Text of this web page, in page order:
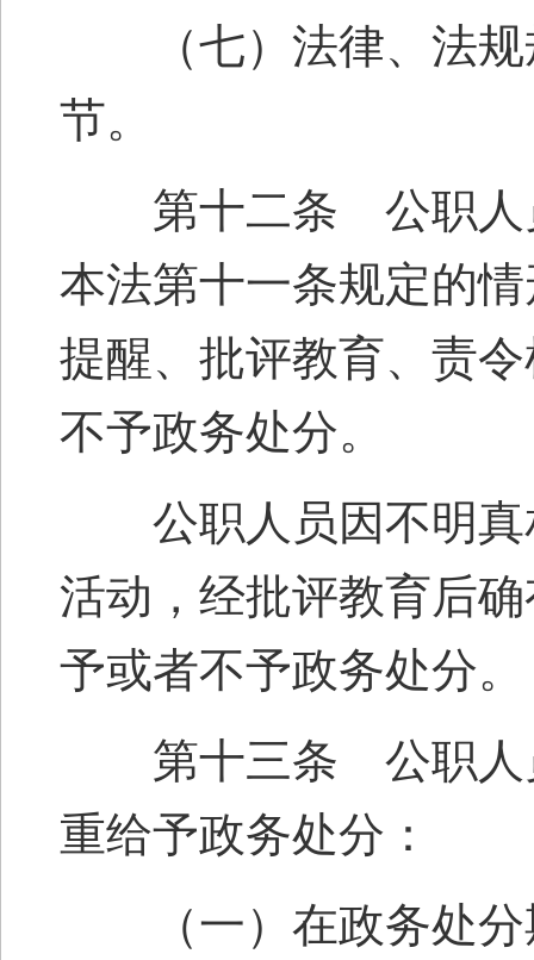
（七）法律、法规
节。
第十二条 公职人员
本法第十一条规定的
提醒、批评教育、责
不予政务处分。
公职人员因不明真
活动，经批评教育后
予或者不予政务处分。
第十三条 公职人员
重给予政务处分：
（一）在政务处分